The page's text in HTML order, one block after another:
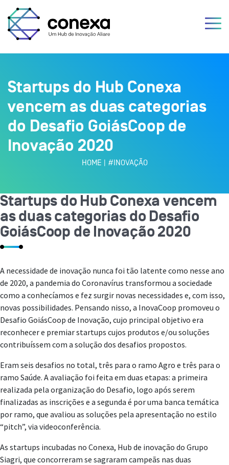
Startups do Hub Conexa
vencem as duas categorias
do Desafio GoiásCoop de
Inovação 2020
HOME | #INOVAÇÃO
Startups do Hub Conexa vencem
as duas categorias do Desafio
GoiásCoop de Inovação 2020
A necessidade de inovação nunca foi tão latente como nesse ano
de 2020, a pandemia do Coronavírus transformou a sociedade
como a conhecíamos e fez surgir novas necessidades e, com isso,
novas possibilidades. Pensando nisso, a InovaCoop promoveu o
Desafio GoiásCoop de Inovação, cujo principal objetivo era
reconhecer e premiar startups cujos produtos e/ou soluções
contribuíssem com a solução dos desafios propostos.
Eram seis desafios no total, três para o ramo Agro e três para o
ramo Saúde. A avaliação foi feita em duas etapas: a primeira
realizada pela organização do Desafio, logo após serem
finalizadas as inscrições e a segunda é por uma banca temática
por ramo, que avaliou as soluções pela apresentação no estilo
“pitch”, via videoconferência.
As startups incubadas no Conexa, Hub de inovação do Grupo
Siagri, que concorreram se sagraram campeãs nas duas